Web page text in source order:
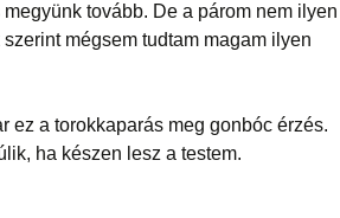
tovább. De a párom nem ilyen
mégsem tudtam magam ilyen
ez a torokkaparás meg gonbóc érzés.
ha készen lesz a testem.